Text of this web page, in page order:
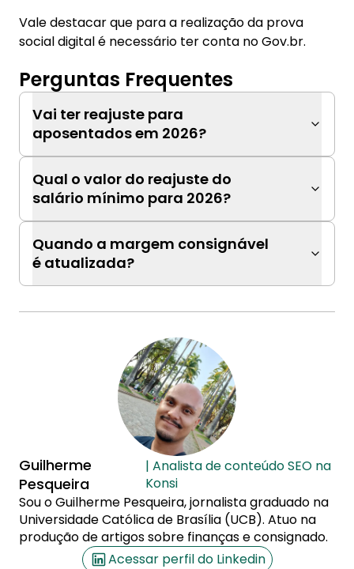
Vale destacar que para a realização da prova
social digital é necessário ter conta no Gov.br.
Perguntas Frequentes
Vai ter reajuste para
aposentados em 2026?
Qual o valor do reajuste do
salário mínimo para 2026?
Quando a margem consignável
é atualizada?
Guilherme
Pesqueira
| Analista de conteúdo SEO na
Konsi
Sou o Guilherme Pesqueira, jornalista graduado na
Universidade Católica de Brasília (UCB). Atuo na
produção de artigos sobre finanças e consignado.
Acessar perfil do Linkedin